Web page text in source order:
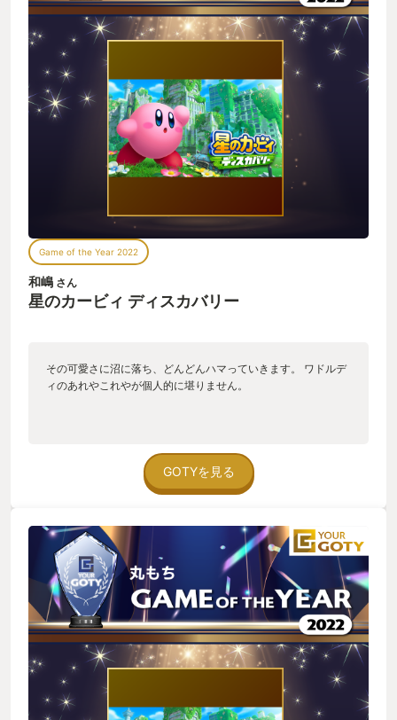
Game of the Year 2022
和嶋 さん
星のカービィ ディスカバリー
その可愛さに沼に落ち、どんどんハマっていきます。 ワドルデ
ィのあれやこれやが個人的に堪りません。
GOTYを見る